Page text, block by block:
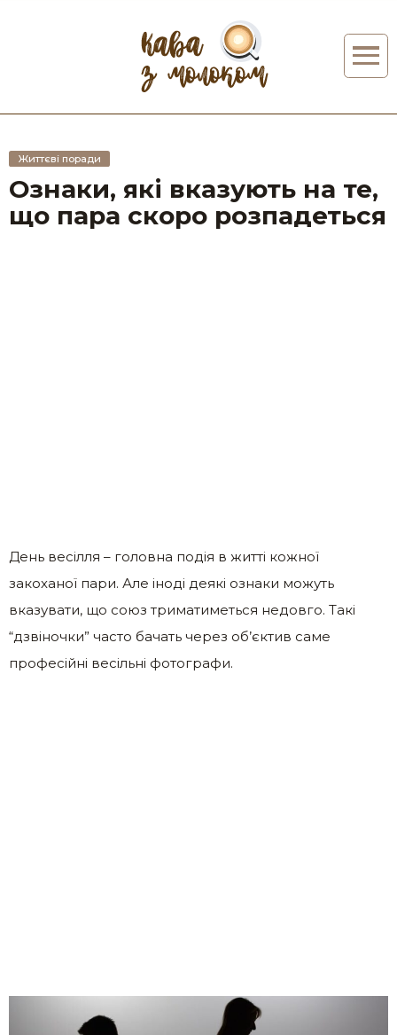
Життєві поради
Ознаки, які вказують на те,
що пара скоро розпадеться
День весілля – головна подія в житті кожної
закоханої пари. Але іноді деякі ознаки можуть
вказувати, що союз триматиметься недовго. Такі
“дзвіночки” часто бачать через об’єктив саме
професійні весільні фотографи.